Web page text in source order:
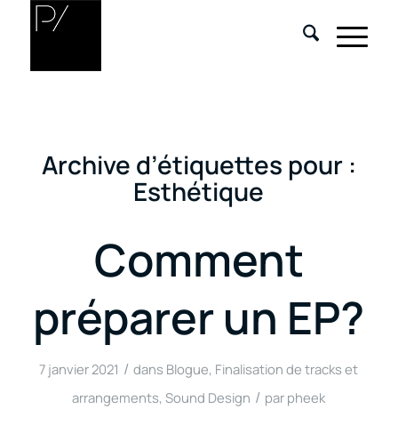
Archive d’étiquettes pour :
Esthétique
Comment
préparer un EP?
7 janvier 2021 / dans Blogue, Finalisation de tracks et
arrangements,Sound Design / par pheek